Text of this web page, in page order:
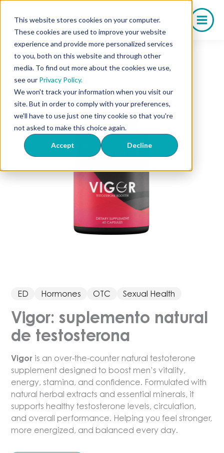
This website stores cookies on your computer.
These cookies are used to improve your website
experience and provide more personalized services
to you, both on this website and through other
media. To find out more about the cookies we use,
see our Privacy Policy.
We won't track your information when you visit our
site. But in order to comply with your preferences,
we'll have to use just one tiny cookie so that you're
not asked to make this choice again.
Accept Decline
contenido
ED Hormones OTC Sexual Health
Vigor: suplemento natural
de testosterona
Vigor is an over-the-counter natural testoterone
supplement designed to boost men’s vitality,
energy, stamina, and confidence. Formulated with
natural herbal extracts and essential minerals, it
supports healthy testosterone levels, circulation,
and overall performance. Helping you feel stronger,
more energized, and balanced every day.